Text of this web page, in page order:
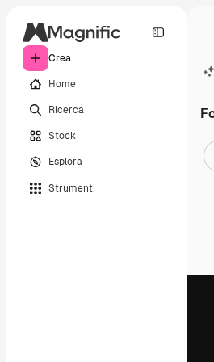
Crea
Home
Ricerca
Stock
Esplora
Strumenti